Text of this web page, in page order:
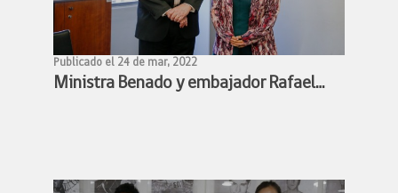
Publicado el 24 de mar, 2022
Ministra Benado y embajador Rafael
deportivas